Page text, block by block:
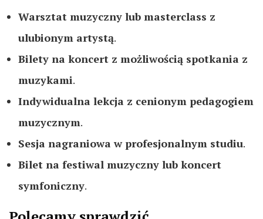
Warsztat muzyczny lub masterclass z
ulubionym artystą.
Bilety na koncert z możliwością spotkania z
muzykami.
Indywidualna lekcja z cenionym pedagogiem
muzycznym.
Sesja nagraniowa w profesjonalnym studiu.
Bilet na festiwal muzyczny lub koncert
symfoniczny.